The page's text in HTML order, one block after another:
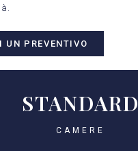
UN PREVENTIVO
STANDARD
CAMERE